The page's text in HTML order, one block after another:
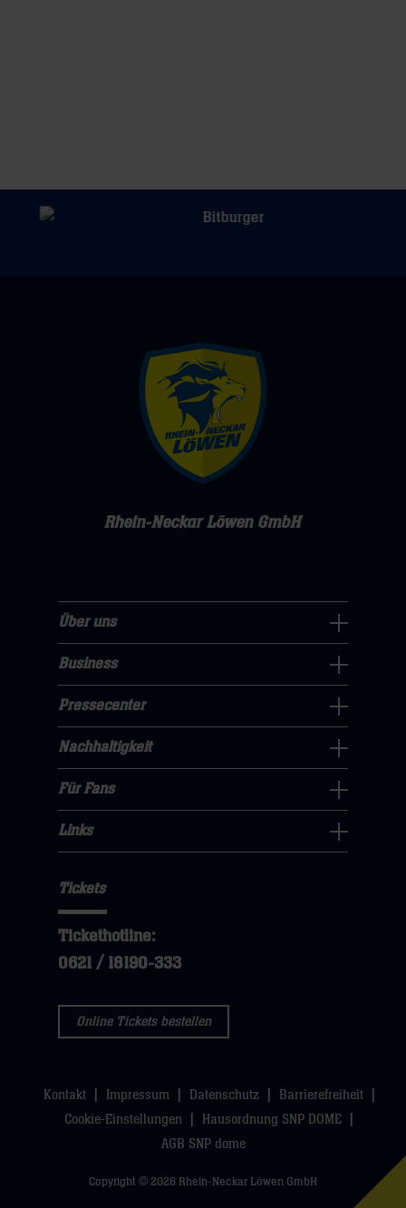
Rhein-Neckar Löwen GmbH
uns
Navigation
öffnen,
dann
klicken
sie
Über uns
Navigation
öffnen,
dann
klicken
sie
hier
Business
Navigation
öffnen,
dann
klicken
sie
Pressecenter
Nachhaltigkeit
Navigation
öffnen,
dann
klicken
sie
Nachhaltigkeit
Fans
Navigation
dann
sie
hier
Für Fans
öffnen,
dann
klicken
sie
Links
Tickets
Tickethotline:
0621 / 18190-333
Online Tickets bestellen
Kontakt Impressum Datenschutz
Barrierefreiheit
Cookie-Einstellungen
Hausordnung SNP DOME
AGB SNP dome
Copyright © 2026 Rhein-Neckar Löwen GmbH